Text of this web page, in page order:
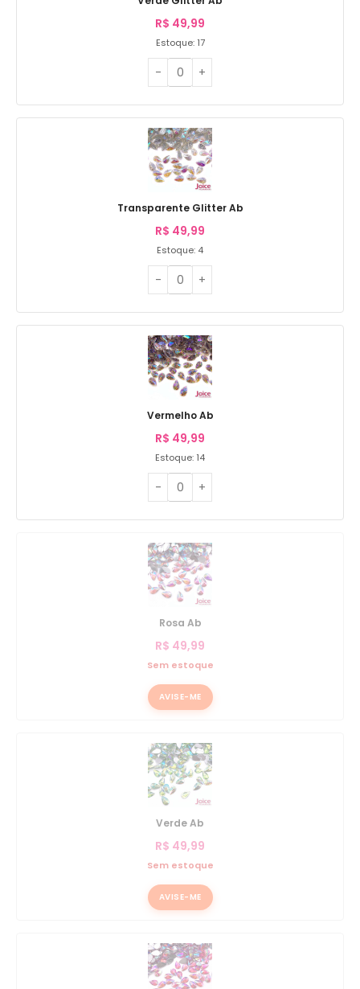
R$ 49,99
Estoque: 17
Transparente Glitter Ab
R$ 49,99
Estoque: 4
Vermelho Ab
R$ 49,99
Estoque: 14
Rosa Ab
R$ 49,99
Sem estoque
AVISE-ME
Verde Ab
R$ 49,99
Sem estoque
AVISE-ME